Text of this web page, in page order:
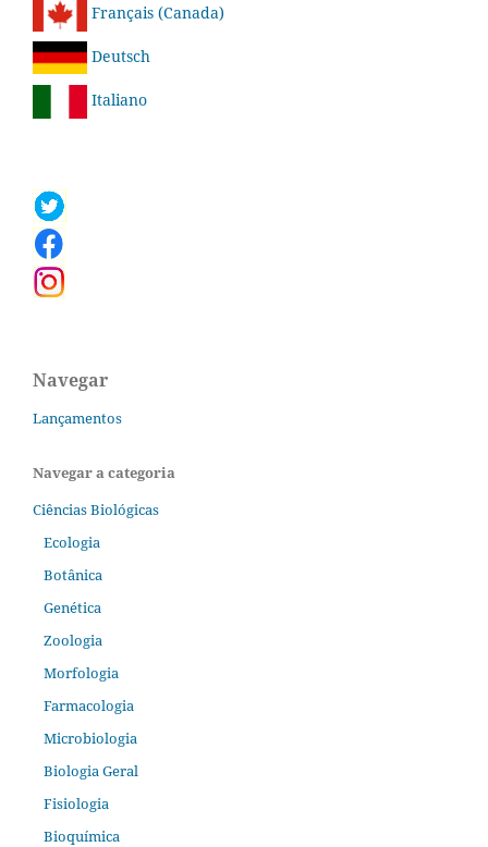
Français (Canada)
Deutsch
Italiano
Navegar
Lançamentos
Navegar a categoria
Ciências Biológicas
Ecologia
Botânica
Genética
Zoologia
Morfologia
Farmacologia
Microbiologia
Biologia Geral
Fisiologia
Bioquímica